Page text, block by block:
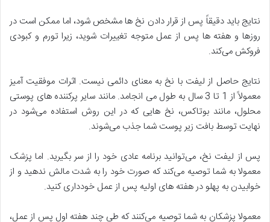
نتایج باید دقیقاً پس از قرار دادن نخ ها مشخص شود، اما ممکن است در
روزها و هفته ها پس از عمل متوجه تغییرات شوید، زیرا تورم و کبودی
فروکش می‌کند.
نتایج حاصل از لیفت با نخ به معنای دائمی نیست. اثرات موفقیت آمیز
معمولاً از 1 تا 3 سال به طول می انجامد. مانند سایر پرکننده های پوستی
محلول، مانند بوتاکس، نخ هایی که در این روش استفاده می‌شود در
نهایت توسط بافت زیر پوست شما جذب می‌شوند.
پس از لیفت نخ، می‌توانید برنامه عادی خود را از سر بگیرید. اما پزشک
معمولا به شما توصیه می‌کند که صورت خود را به شدت مالش ندهید و از
خوابیدن به پهلو در هفته های اولیه پس از عمل خودداری کنید.
معمولا پزشکان به شما توصیه می‌كنند كه طی چند هفته اول پس از عمل،